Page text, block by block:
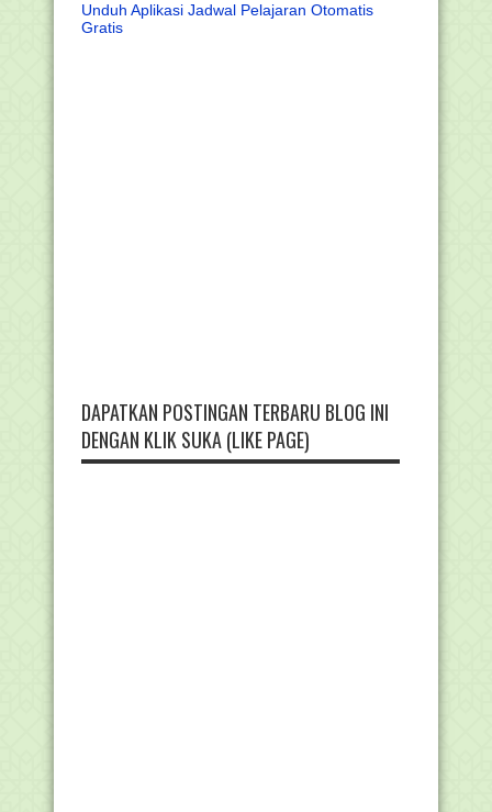
Unduh Aplikasi Jadwal Pelajaran Otomatis
Gratis
DAPATKAN POSTINGAN TERBARU BLOG INI
DENGAN KLIK SUKA (LIKE PAGE)